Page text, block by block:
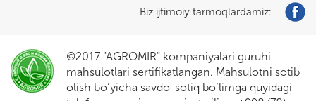
Reklama roligi
Biz ijtimoiy tarmoqlardamiz:
©2017 "AGROMIR" kompaniyalari guruhi
mahsulotlari sertifikatlangan. Mahsulotni sotib
olish bo’yicha savdo-sotiq bo’limga quyidagi